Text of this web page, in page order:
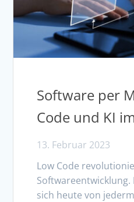
Software per
Code und KI
13. Februar 2023
Low Code
sich heute von